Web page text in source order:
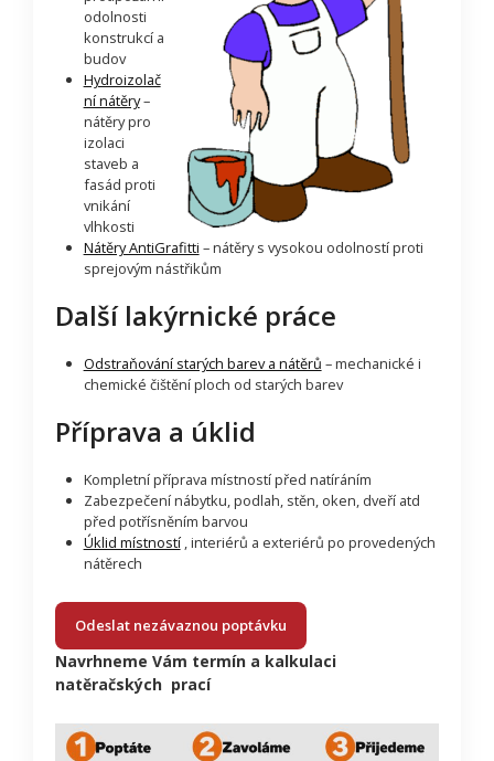
odolnosti
konstrukcí a
budov
Hydroizolač
ní nátěry–
nátěry pro
izolaci
staveb a
fasád proti
vnikání
vlhkosti
Nátěry AntiGrafitti – nátěry s vysokou odolností proti
sprejovým nástřikům
Další lakýrnické práce
Odstraňování starých barev a nátěrů – mechanické i
chemické čištění ploch od starých barev
Příprava a úklid
Kompletní příprava místností před natíráním
Zabezpečení nábytku, podlah, stěn, oken, dveří atd
před potřísněním barvou
Úklid místností, interiérů a exteriérů po provedených
nátěrech
Odeslat nezávaznou poptávku
Navrhneme Vám termín a kalkulaci
natěračských prací